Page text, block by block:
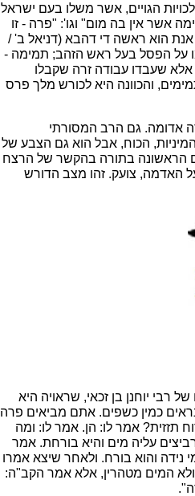
הגויים, אשר משלו בעם ישראל
אשר אין בה מום" וגו': "פרה - זו
20); אדומה - זו בבל, שנאמר: אנת הוא ראשה די דהבא (דניאל ב' /
על הפסל בעל ראש הזהב; תמימה -
אלא שעבדו עבודה זרה שקבלו
והכוונה היא לכורש מלך פרס
אדומה. גם הרב המסורתי
צבע היצר, המיניות, הכוח, אבל הוא גם הצבע של
הראשונה בתורה בהקשר של הרצח
האדמה, צועק. זהו מצב הדורש
[4], המביא תחילה את דעתו של רבי יוחנן בן זכאי, שראויה היא
כמין כשפים. אתם מביאים פרה
תזזית? אמר לו: הן. אמר לו: ומה
עליה מים והיא בורחת. אמר
נידה והוא בורח. ולאחר שיצא אמרו
המים מטהרין, אלא אמר הקב"ה: